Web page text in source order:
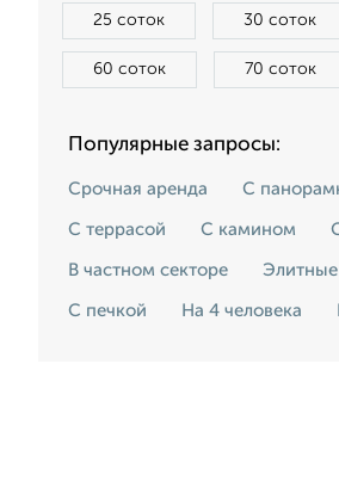
25 соток 30 соток
60 соток 70 соток
Популярные запросы:
Срочная аренда С
С террасой С камином
В частном секторе Элитные
С печкой На 4 человека